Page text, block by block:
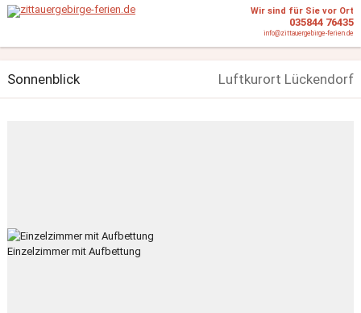
Wir sind für Sie vor Ort
035844 76435
info@zittauergebirge-ferien.de
Sonnenblick Luftkurort Lückendorf
Einzelzimmer mit Aufbettung